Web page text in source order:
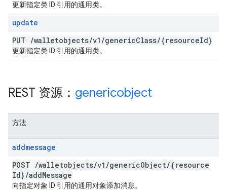
更新指定类 ID 引用的通用类。
update
PUT /walletobjects/v1 /genericClass/{resourceId}
更新指定类 ID 引用的通用类。
REST 资源： genericobject
方法
addmessage
POST /walletobjects/v1 /genericObject/{resource
Id}/addMessage
向指定对象 ID 引用的通用对象添加消息。